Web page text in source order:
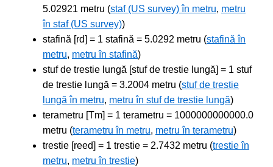
5.02921 metru (staf (US survey) în metru, metru
în staf (US survey))
stafină [rd] = 1 stafină = 5.0292 metru (stafină în
metru, metru în stafină)
stuf de trestie lungă [stuf de trestie lungă] = 1 stuf
de trestie lungă = 3.2004 metru (stuf de trestie
lungă în metru, metru în stuf de trestie lungă)
terametru [Tm] = 1 terametru = 1000000000000.0
metru (terametru în metru, metru în terametru)
trestie [reed] = 1 trestie = 2.7432 metru (trestie în
metru, metru în trestie)